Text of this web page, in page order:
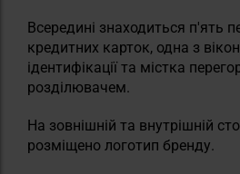
Всередині знаходиться п'ять
кредитних карток, одна з
ідентифікації та містка
розділювачем.
На зовнішній та внутрішній
розміщено логотип бренду.